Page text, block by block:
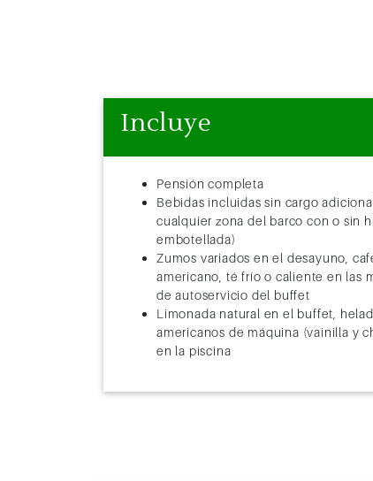
Incluye
Pensión completa
Bebidas incluidas sin cargo
cualquier zona del barco con o sin
embotellada)
Zumos variados en el desayuno,
americano, té frío o caliente en las
de autoservicio del buffet
Limonada natural en el buffet,
americanos de máquina (vainilla y
en la piscina